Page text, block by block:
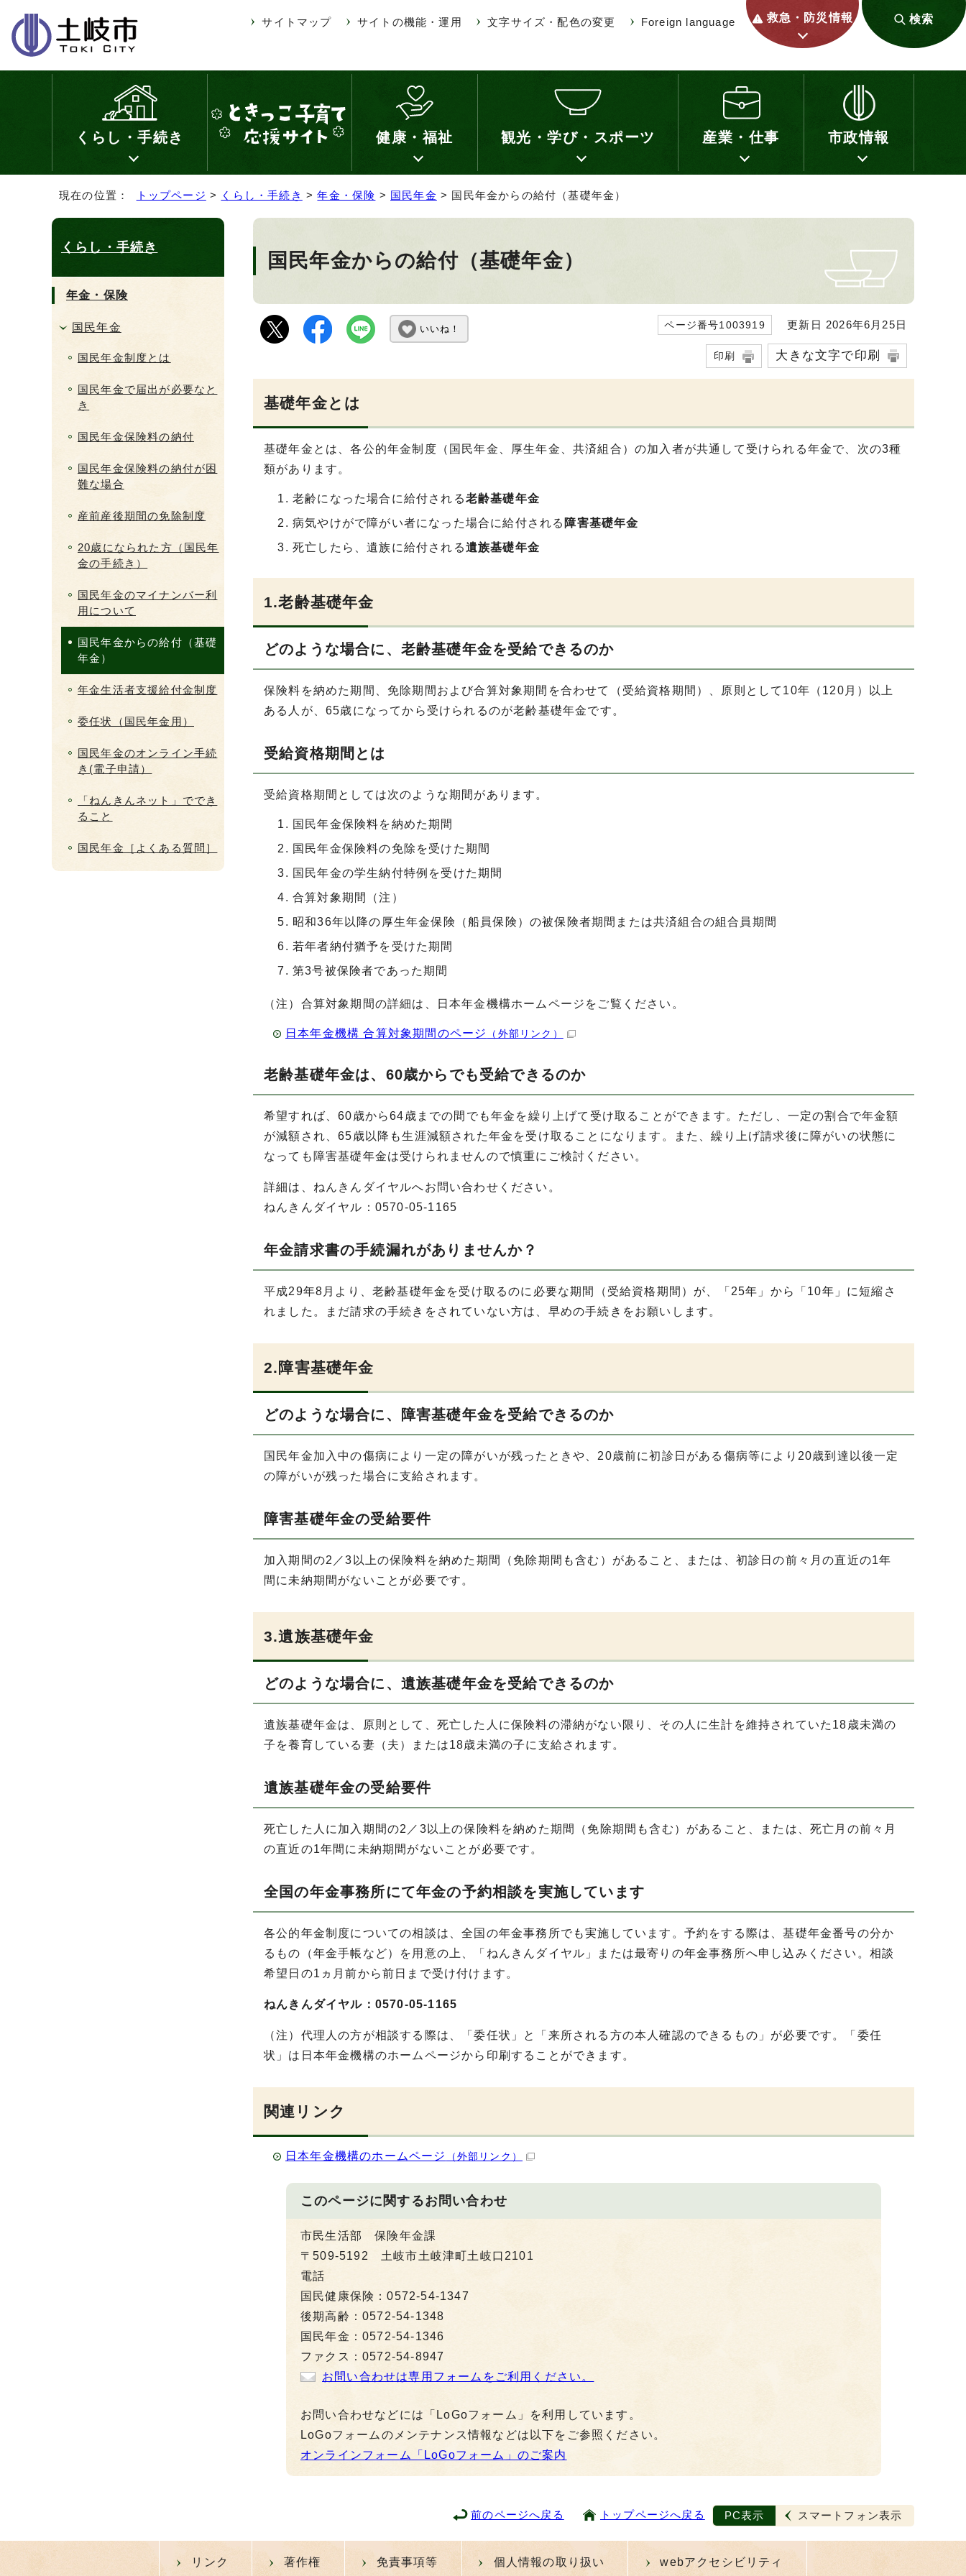
サイトマップ サイトの機能・運用 文字サイズ・配色の変更 Foreign language 救急・防災情報 検索
くらし・手続き 健康・福祉 観光・学び・スポーツ 産業・仕事 市政情報
現在の位置： トップページ > くらし・手続き >年金・保険 > 国民年金 > 国民年金からの給付（基礎年金）
国民年金からの給付（基礎年金）
いいね！ ページ番号1003919 更新日 2026年6月25日
印刷 大きな文字で印刷
基礎年金とは
基礎年金とは、各公的年金制度（国民年金、厚生年金、共済組合）の加入者が共通して受けられる年金で、次の3種
類があります。
老齢になった場合に給付される老齢基礎年金
病気やけがで障がい者になった場合に給付される 障害基礎年金
死亡したら、遺族に給付される遺族基礎年金
1.老齢基礎年金
どのような場合に、老齢基礎年金を受給できるのか
保険料を納めた期間、免除期間および合算対象期間を合わせて（受給資格期間）、原則として10年（120月）以上
ある人が、65歳になってから受けられるのが老齢基礎年金です。
受給資格期間とは
受給資格期間としては次のような期間があります。
国民年金保険料を納めた期間
国民年金保険料の免除を受けた期間
国民年金の学生納付特例を受けた期間
合算対象期間（注）
昭和36年以降の厚生年金保険（船員保険）の被保険者期間または共済組合の組合員期間
若年者納付猶予を受けた期間
第3号被保険者であった期間
（注）合算対象期間の詳細は、日本年金機構ホームページをご覧ください。
日本年金機構 合算対象期間のページ （外部リンク）
老齢基礎年金は、60歳からでも受給できるのか
希望すれば、60歳から64歳までの間でも年金を繰り上げて受け取ることができます。ただし、一定の割合で年金額
が減額され、65歳以降も生涯減額された年金を受け取ることになります。また、繰り上げ請求後に障がいの状態に
なっても障害基礎年金は受けられませんので慎重にご検討ください。
詳細は、ねんきんダイヤルへお問い合わせください。
ねんきんダイヤル：0570-05-1165
年金請求書の手続漏れがありませんか？
平成29年8月より、老齢基礎年金を受け取るのに必要な期間（受給資格期間）が、「25年」から「10年」に短縮さ
れました。まだ請求の手続きをされていない方は、早めの手続きをお願いします。
2.障害基礎年金
どのような場合に、障害基礎年金を受給できるのか
国民年金加入中の傷病により一定の障がいが残ったときや、20歳前に初診日がある傷病等により20歳到達以後一定
の障がいが残った場合に支給されます。
障害基礎年金の受給要件
加入期間の2／3以上の保険料を納めた期間（免除期間も含む）があること、または、初診日の前々月の直近の1年
間に未納期間がないことが必要です。
3.遺族基礎年金
どのような場合に、遺族基礎年金を受給できるのか
遺族基礎年金は、原則として、死亡した人に保険料の滞納がない限り、その人に生計を維持されていた18歳未満の
子を養育している妻（夫）または18歳未満の子に支給されます。
遺族基礎年金の受給要件
死亡した人に加入期間の2／3以上の保険料を納めた期間（免除期間も含む）があること、または、死亡月の前々月
の直近の1年間に未納期間がないことが必要です。
全国の年金事務所にて年金の予約相談を実施しています
各公的年金制度についての相談は、全国の年金事務所でも実施しています。予約をする際は、基礎年金番号の分か
るもの（年金手帳など）を用意の上、「ねんきんダイヤル」または最寄りの年金事務所へ申し込みください。相談
希望日の1ヵ月前から前日まで受け付けます。
ねんきんダイヤル：0570-05-1165
（注）代理人の方が相談する際は、「委任状」と「来所される方の本人確認のできるもの」が必要です。「委任
状」は日本年金機構のホームページから印刷することができます。
関連リンク
日本年金機構のホームページ （外部リンク）
このページに関するお問い合わせ
市民生活部 保険年金課
〒509-5192 土岐市土岐津町土岐口2101
電話
国民健康保険：0572-54-1347
後期高齢：0572-54-1348
国民年金：0572-54-1346
ファクス：0572-54-8947
お問い合わせは専用フォームをご利用ください。
お問い合わせなどには「LoGoフォーム」を利用しています。
LoGoフォームのメンテナンス情報などは以下をご参照ください。
オンラインフォーム「LoGoフォーム」のご案内
くらし・手続き
年金・保険
国民年金
国民年金制度とは
国民年金で届出が必要なと
き
国民年金保険料の納付
国民年金保険料の納付が困
難な場合
産前産後期間の免除制度
20歳になられた方（国民年
金の手続き）
国民年金のマイナンバー利
用について
国民年金からの給付（基礎
年金）
年金生活者支援給付金制度
委任状（国民年金用）
国民年金のオンライン手続
き(電子申請）
「ねんきんネット」ででき
ること
国民年金［よくある質問］
前のページへ戻る トップページへ戻る PC表示 スマートフォン表示
リンク 著作権 免責事項等 個人情報の取り扱い webアクセシビリティ